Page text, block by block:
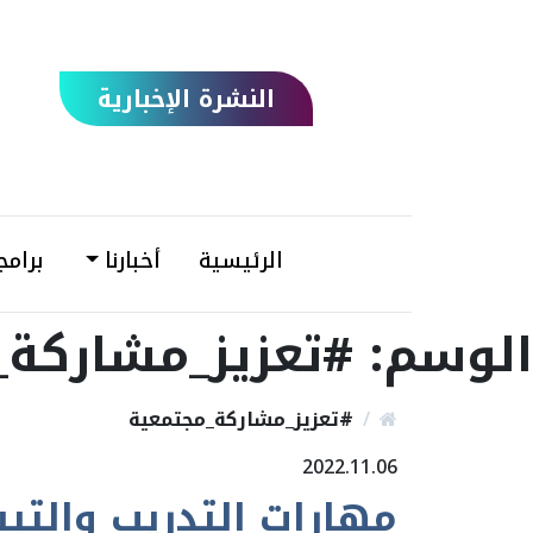
النشرة الإخبارية
الرئيسية أخبارنا
الوسم:
#تعزيز_مشاركة_مجتمعية
2022.11.06
مهارات التدريب